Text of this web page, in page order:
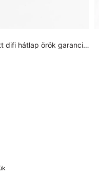
E36 Typ 188 erősített difi hátlap örök garanciával